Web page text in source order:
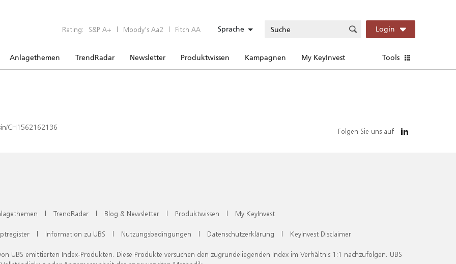
Rating: S&P A+ | Moody’s Aa2 | Fitch AA Sprache Login
Anlagethemen TrendRadar Newsletter Produktwissen Kampagnen My KeyInvest Tools
CH1562162136 Folgen Sie uns auf
| TrendRadar | Blog & Newsletter | Produktwissen | My KeyInvest
| Information zu UBS | Nutzungsbedingungen | Datenschutzerklärung | KeyInvest Disclaimer
UBS emittierten Index-Produkten. Diese Produkte versuchen den zugrundeliegenden Index im Verhältnis 1:1 nachzufolgen. UBS